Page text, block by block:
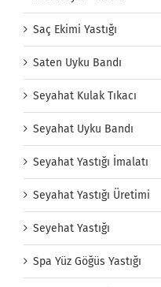
Saç Ekimi Yastığı
Saten Uyku Bandı
Seyahat Kulak Tıkacı
Seyahat Uyku Bandı
Seyahat Yastığı İmalatı
Seyahat Yastığı Üretimi
Seyehat Yastığı
Spa Yüz Göğüs Yastığı